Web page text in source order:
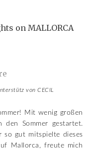
von CECIL
Mit wenig großen
Sommer gestartet.
so gut mitspielte dieses
Mallorca, freute mich